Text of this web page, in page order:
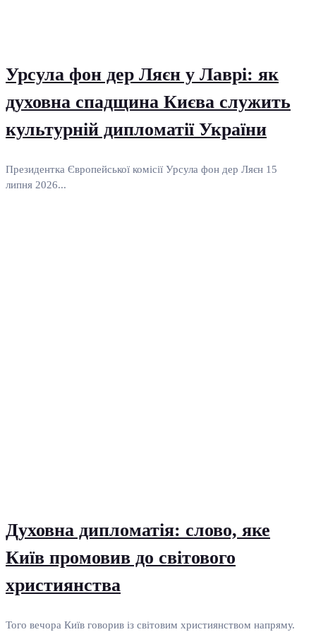
Урсула фон дер Ляєн у Лаврі: як
духовна спадщина Києва служить
культурній дипломатії України
Президентка Європейської комісії Урсула фон дер Ляєн 15
липня 2026...
Духовна дипломатія: слово, яке
Київ промовив до світового
християнства
Того вечора Київ говорив із світовим християнством напряму.